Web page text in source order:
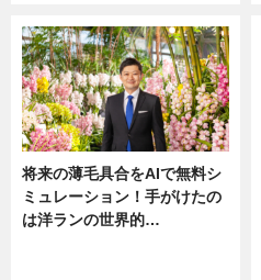
将来の薄毛具合をAIで無料シ
ミュレーション！手がけたの
は洋ランの世界的…